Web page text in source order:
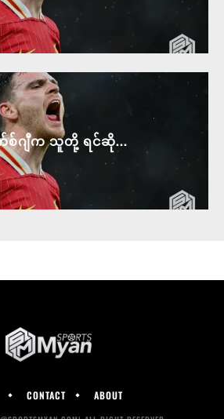
ဂျီက သူတို့ ရင်ဆို...
CONTACT ABOUT